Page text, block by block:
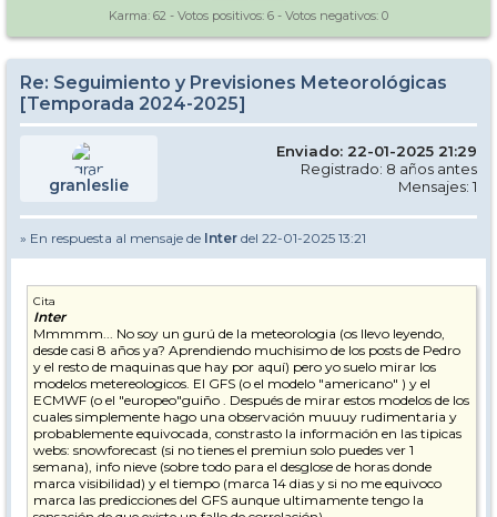
Karma: 62 - Votos positivos: 6 - Votos negativos: 0
Re: Seguimiento y Previsiones Meteorológicas
[Temporada 2024-2025]
granleslie
Enviado: 22-01-2025 21:29
Registrado: 8 años antes
Mensajes: 1
» En respuesta al mensaje de Inter del 22-01-2025 13:21
Cita
Inter
Mmmmm... No soy un gurú de la meteorologia (os llevo leyendo,
desde casi 8 años ya? Aprendiendo muchisimo de los posts de Pedro
y el resto de maquinas que hay por aquí) pero yo suelo mirar los
modelos metereologicos. El GFS (o el modelo "americano" ) y el
ECMWF (o el "europeo"guiño . Después de mirar estos modelos de los
cuales simplemente hago una observación muuuy rudimentaria y
probablemente equivocada, constrasto la información en las tipicas
webs: snowforecast (si no tienes el premiun solo puedes ver 1
semana), info nieve (sobre todo para el desglose de horas donde
marca visibilidad) y el tiempo (marca 14 dias y si no me equivoco
marca las predicciones del GFS aunque ultimamente tengo la